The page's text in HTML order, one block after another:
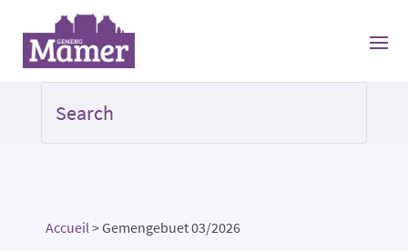
Accueil>Gemengebuet 03/2026